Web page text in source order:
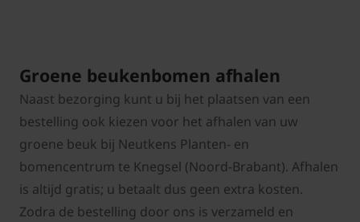
Groene beukenbomen afhalen
Naast bezorging kunt u bij het plaatsen van een
bestelling ook kiezen voor het afhalen van uw
groene beuk bij Neutkens Planten- en
bomencentrum te Knegsel (Noord-Brabant). Afhalen
is altijd gratis; u betaalt dus geen extra kosten.
Zodra de bestelling door ons is verzameld en